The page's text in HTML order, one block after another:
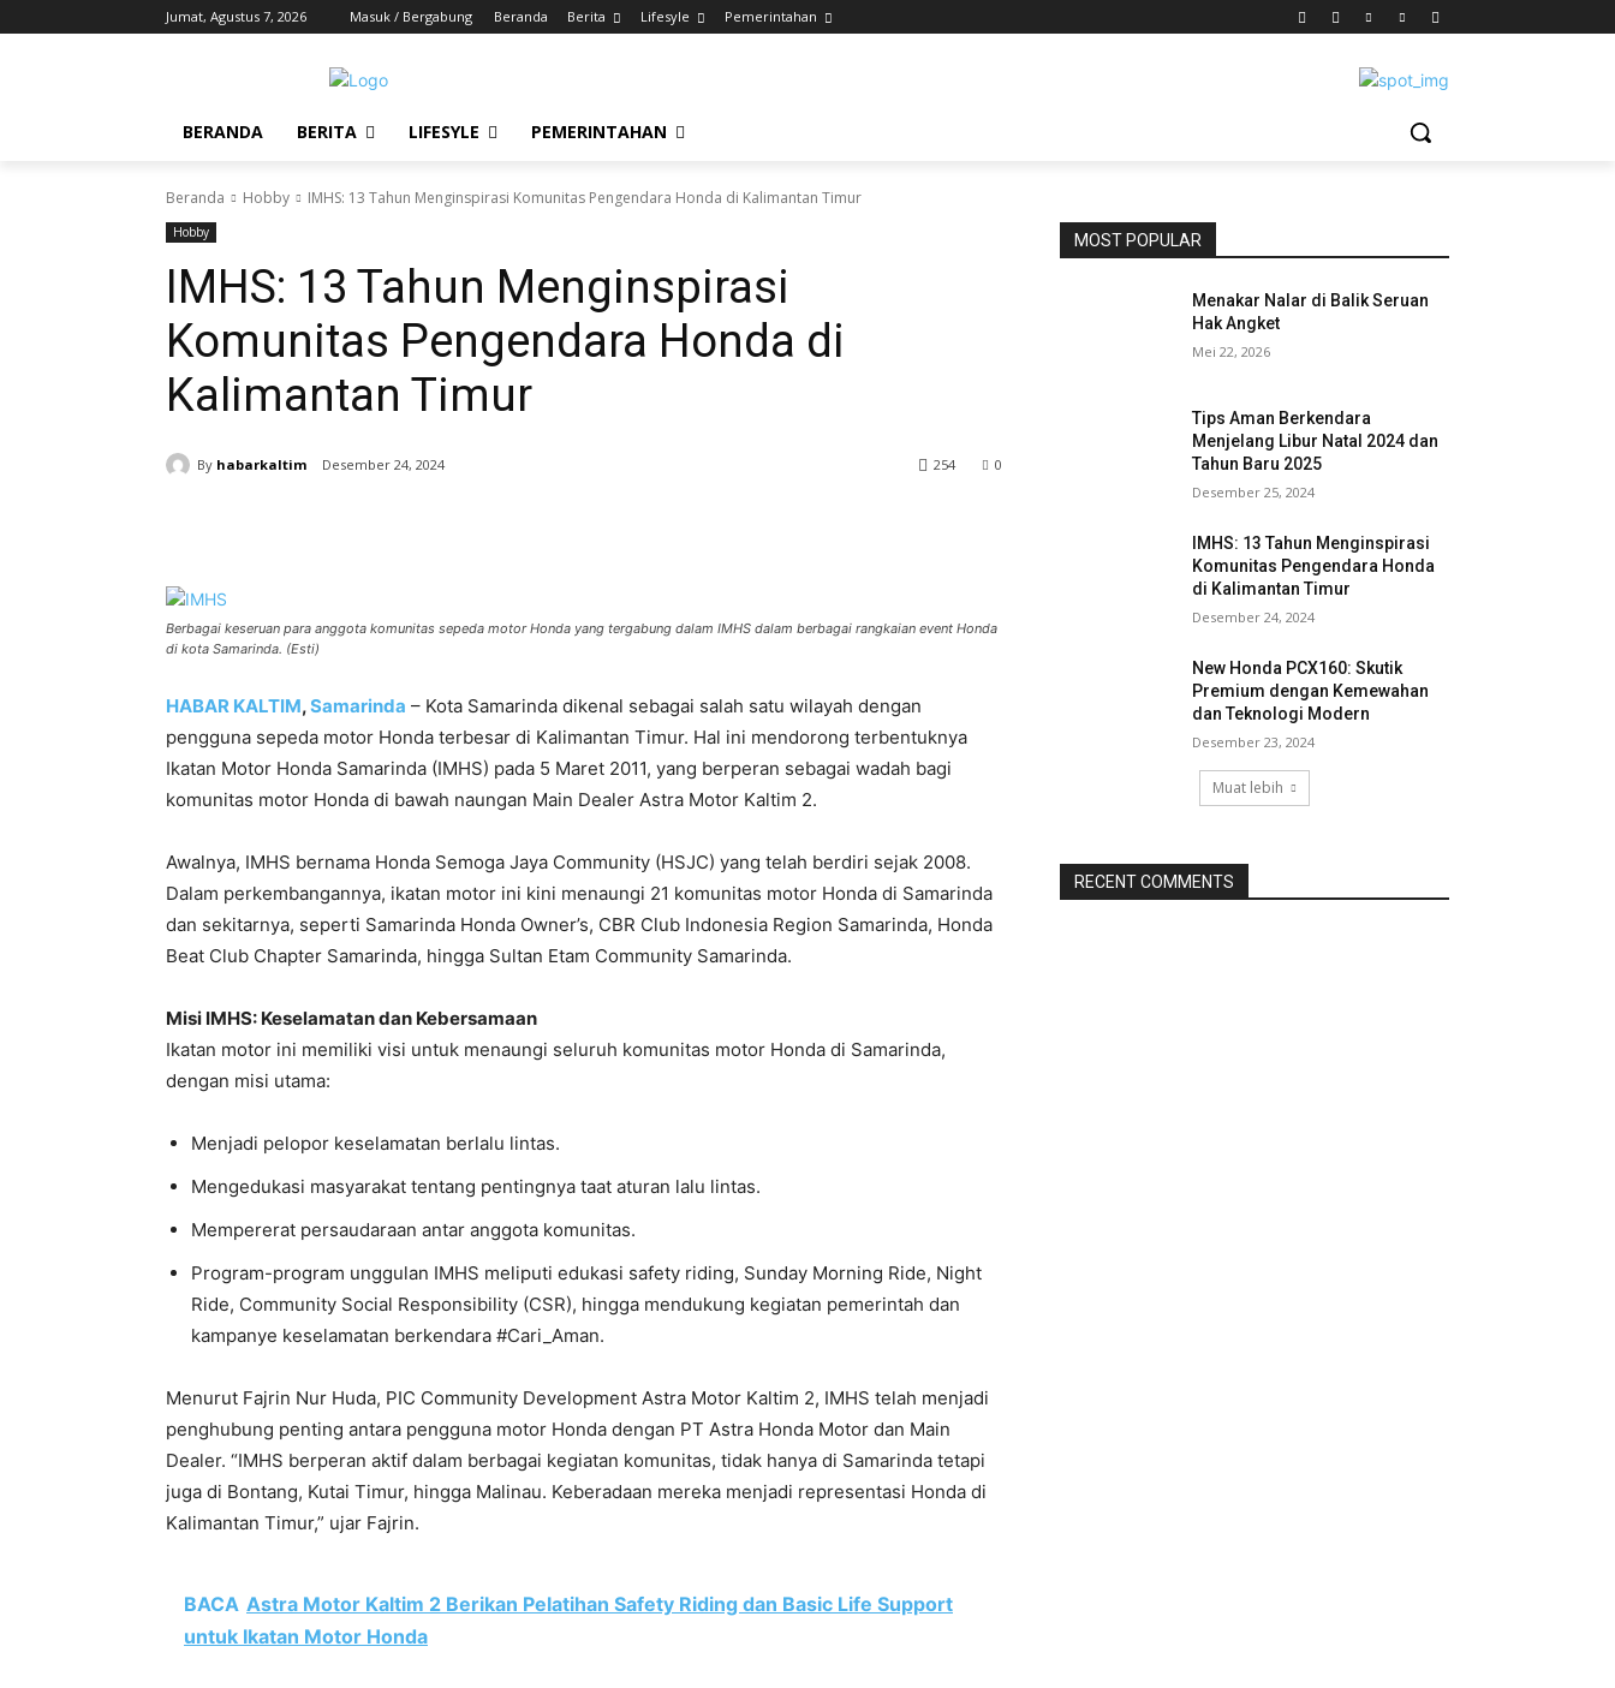
Jumat, Agustus 7, 2026 Masuk / Bergabung Beranda Berita Lifesyle Pemerintahan
BERANDA BERITA LIFESYLE PEMERINTAHAN
Beranda Hobby IMHS: 13 Tahun Menginspirasi Komunitas Pengendara Honda di Kalimantan Timur
Hobby
IMHS: 13 Tahun Menginspirasi
Komunitas Pengendara Honda di
Kalimantan Timur
By habarkaltim Desember 24, 2024 0
254
Berbagai keseruan para anggota komunitas sepeda motor Honda yang tergabung dalam IMHS dalam berbagai rangkaian event Honda
di kota Samarinda. (Esti)
HABAR KALTIM,Samarinda – Kota Samarinda dikenal sebagai salah satu wilayah dengan
pengguna sepeda motor Honda terbesar di Kalimantan Timur. Hal ini mendorong terbentuknya
Ikatan Motor Honda Samarinda (IMHS) pada 5 Maret 2011, yang berperan sebagai wadah bagi
komunitas motor Honda di bawah naungan Main Dealer Astra Motor Kaltim 2.
Awalnya, IMHS bernama Honda Semoga Jaya Community (HSJC) yang telah berdiri sejak 2008.
Dalam perkembangannya, ikatan motor ini kini menaungi 21 komunitas motor Honda di Samarinda
dan sekitarnya, seperti Samarinda Honda Owner’s, CBR Club Indonesia Region Samarinda, Honda
Beat Club Chapter Samarinda, hingga Sultan Etam Community Samarinda.
Misi IMHS: Keselamatan dan Kebersamaan
Ikatan motor ini memiliki visi untuk menaungi seluruh komunitas motor Honda di Samarinda,
dengan misi utama:
Menjadi pelopor keselamatan berlalu lintas.
Mengedukasi masyarakat tentang pentingnya taat aturan lalu lintas.
Mempererat persaudaraan antar anggota komunitas.
Program-program unggulan IMHS meliputi edukasi safety riding, Sunday Morning Ride, Night
Ride, Community Social Responsibility (CSR), hingga mendukung kegiatan pemerintah dan
kampanye keselamatan berkendara #Cari_Aman.
Menurut Fajrin Nur Huda, PIC Community Development Astra Motor Kaltim 2, IMHS telah menjadi
penghubung penting antara pengguna motor Honda dengan PT Astra Honda Motor dan Main
Dealer. “IMHS berperan aktif dalam berbagai kegiatan komunitas, tidak hanya di Samarinda tetapi
juga di Bontang, Kutai Timur, hingga Malinau. Keberadaan mereka menjadi representasi Honda di
Kalimantan Timur,” ujar Fajrin.
BACA Astra Motor Kaltim 2 Berikan Pelatihan Safety Riding dan Basic Life Support
untuk Ikatan Motor Honda
MOST POPULAR
Menakar Nalar di Balik Seruan
Hak Angket
Mei 22, 2026
Tips Aman Berkendara
Menjelang Libur Natal 2024 dan
Tahun Baru 2025
Desember 25, 2024
IMHS: 13 Tahun Menginspirasi
Komunitas Pengendara Honda
di Kalimantan Timur
Desember 24, 2024
New Honda PCX160: Skutik
Premium dengan Kemewahan
dan Teknologi Modern
Desember 23, 2024
Muat lebih
RECENT COMMENTS